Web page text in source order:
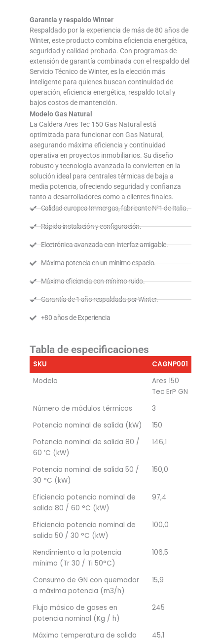
Garantía y respaldo Winter
Respaldado por la experiencia de más de 80 años de
Winter, este producto combina eficiencia energética,
seguridad y calidad probada. Con programas de
extensión de garantía combinada con el respaldo del
Servicio Técnico de Winter, es la elección más
inteligente para quienes buscan continuidad de
operación, eficiencia energética, respaldo total y
bajos costos de mantención.
Modelo Gas Natural
La Caldera Ares Tec 150 Gas Natural está
optimizada para funcionar con Gas Natural,
asegurando máxima eficiencia y continuidad
operativa en proyectos inmobiliarios. Su diseño
robusto y tecnología avanzada la convierten en la
solución ideal para centrales térmicas de baja a
media potencia, ofreciendo seguridad y confianza
tanto a desarrolladores como a clientes finales.
Calidad europea Immergas, fabricante N°1 de Italia.
Rápida instalación y configuración.
Electrónica avanzada con interfaz amigable.
Máxima potencia en un mínimo espacio.
Máxima eficiencia con mínimo ruido.
Garantía de 1 año respaldada por Winter.
+80 años de Experiencia
Tabla de especificaciones
SKU
CAGNP001
Modelo
Ares 150
Tec ErP GN
Número de módulos térmicos
3
Potencia nominal de salida (kW)
150
Potencia nominal de salida 80 /
60 ’C (kW)
146,1
Potencia nominal de salida 50 /
30 °C (kW)
150,0
Eficiencia potencia nominal de
salida 80 / 60 °C (kW)
97,4
Eficiencia potencia nominal de
salida 50 / 30 °C (kW)
100,0
Rendimiento a la potencia
mínima (Tr 30 / Ti 50°C)
106,5
Consumo de GN con quemador
a máxima potencia (m3/h)
15,9
Flujo másico de gases en
potencia nominal (Kg / h)
245
Máxima temperatura de salida 45,1